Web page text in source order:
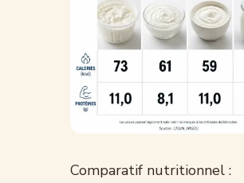
Comparatif nutritionnel :